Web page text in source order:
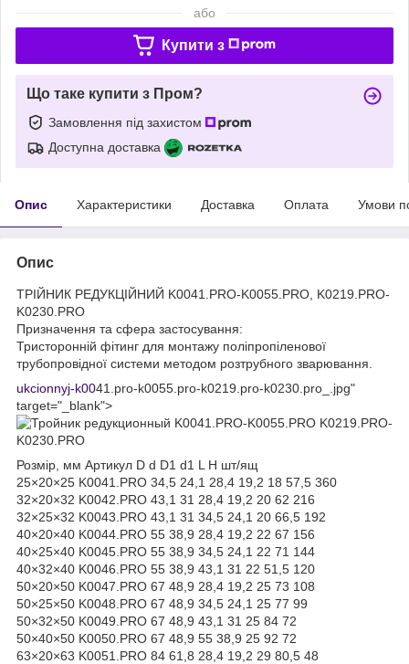
або
Купити з
Що таке купити з Пром?
Замовлення під захистом
Доступна доставка
Опис Характеристики Доставка Оплата Умови
Опис
ТРІЙНИК РЕДУКЦІЙНИЙ K0041.PRO-K0055.PRO, K0219.PRO-
K0230.PRO
Призначення та сфера застосування:
Тристоронній фітинг для монтажу поліпропіленової
трубопровідної системи методом розтрубного зварювання.
ukcionnyj-k0041.pro-k0055.pro-k0219.pro-k0230.pro_.jpg"
target="_blank">
Розмір, мм Артикул D d D1 d1 L H шт/ящ
25×20×25 K0041.PRO 34,5 24,1 28,4 19,2 18 57,5 360
32×20×32 K0042.PRO 43,1 31 28,4 19,2 20 62 216
32×25×32 K0043.PRO 43,1 31 34,5 24,1 20 66,5 192
40×20×40 K0044.PRO 55 38,9 28,4 19,2 22 67 156
40×25×40 K0045.PRO 55 38,9 34,5 24,1 22 71 144
40×32×40 K0046.PRO 55 38,9 43,1 31 22 51,5 120
50×20×50 K0047.PRO 67 48,9 28,4 19,2 25 73 108
50×25×50 K0048.PRO 67 48,9 34,5 24,1 25 77 99
50×32×50 K0049.PRO 67 48,9 43,1 31 25 84 72
50×40×50 K0050.PRO 67 48,9 55 38,9 25 92 72
63×20×63 K0051.PRO 84 61,8 28,4 19,2 29 80,5 48